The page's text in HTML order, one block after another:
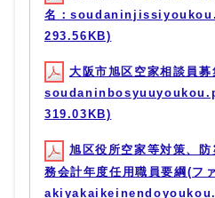
名：
293.56KB)
大阪市旭区空家相談員募
319.03KB)
旭区役所空家等対策、
務会計年度任用職員要綱(フ